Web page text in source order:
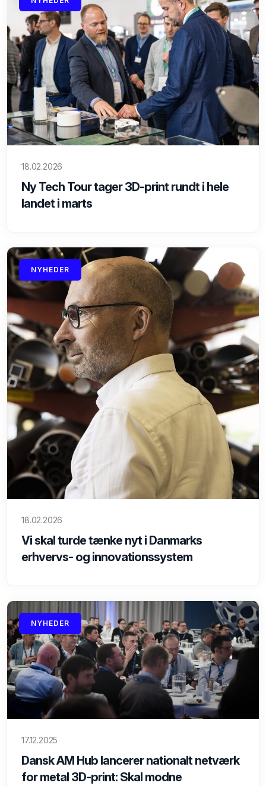
18.02.2026
Ny Tech Tour tager 3D-print rundt i hele
landet i marts
NYHEDER
18.02.2026
Vi skal turde tænke nyt i Danmarks
erhvervs- og innovationssystem
NYHEDER
17.12.2025
Dansk AM Hub lancerer nationalt netværk
for metal 3D-print: Skal modne